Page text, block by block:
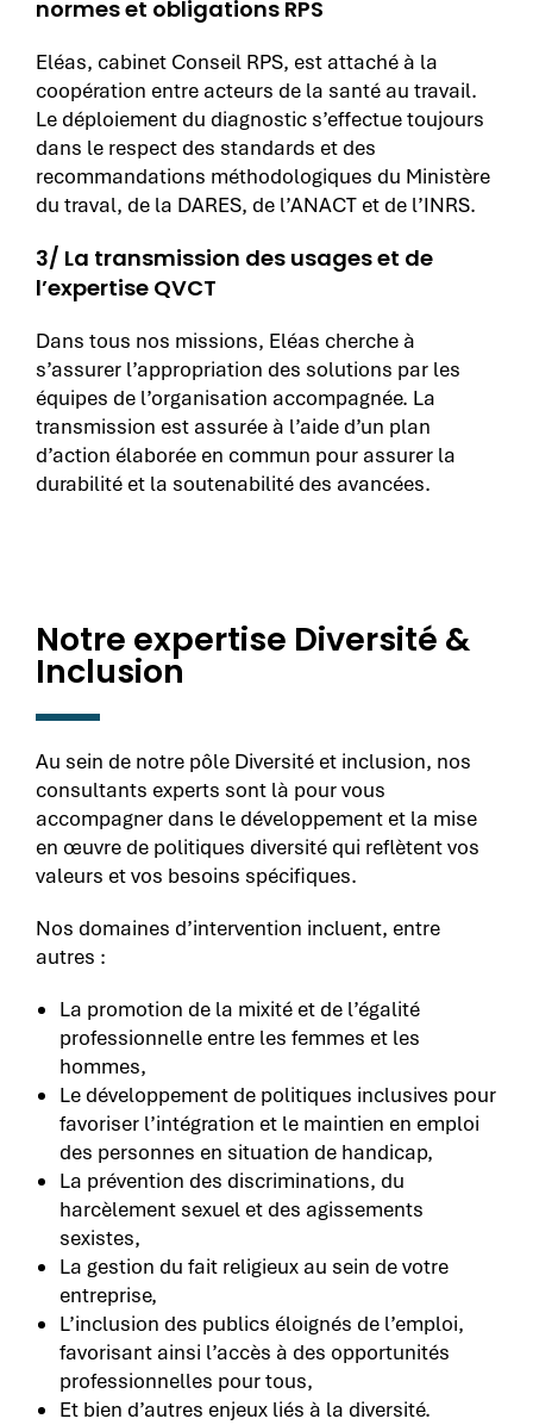
normes et obligations RPS
Eléas, cabinet Conseil RPS, est attaché à la
coopération entre acteurs de la santé au travail.
Le déploiement du diagnostic s’effectue toujours
dans le respect des standards et des
recommandations méthodologiques du Ministère
du traval, de la DARES, de l’ANACT et de l’INRS.
3/ La transmission des usages et de
l’expertise QVCT
Dans tous nos missions, Eléas cherche à
s’assurer l’appropriation des solutions par les
équipes de l’organisation accompagnée. La
transmission est assurée à l’aide d’un plan
d’action élaborée en commun pour assurer la
durabilité et la soutenabilité des avancées.
Notre expertise Diversité &
Inclusion​
Au sein de notre pôle Diversité et inclusion, nos
consultants experts sont là pour vous
accompagner dans le développement et la mise
en œuvre de politiques diversité qui reflètent vos
valeurs et vos besoins spécifiques.
Nos domaines d’intervention incluent, entre
autres :
La promotion de la mixité et de l’égalité
professionnelle entre les femmes et les
hommes,
Le développement de politiques inclusives pour
favoriser l’intégration et le maintien en emploi
des personnes en situation de handicap,
La prévention des discriminations, du
harcèlement sexuel et des agissements
sexistes,
La gestion du fait religieux au sein de votre
entreprise,
L’inclusion des publics éloignés de l’emploi,
favorisant ainsi l’accès à des opportunités
professionnelles pour tous,
Et bien d’autres enjeux liés à la diversité.